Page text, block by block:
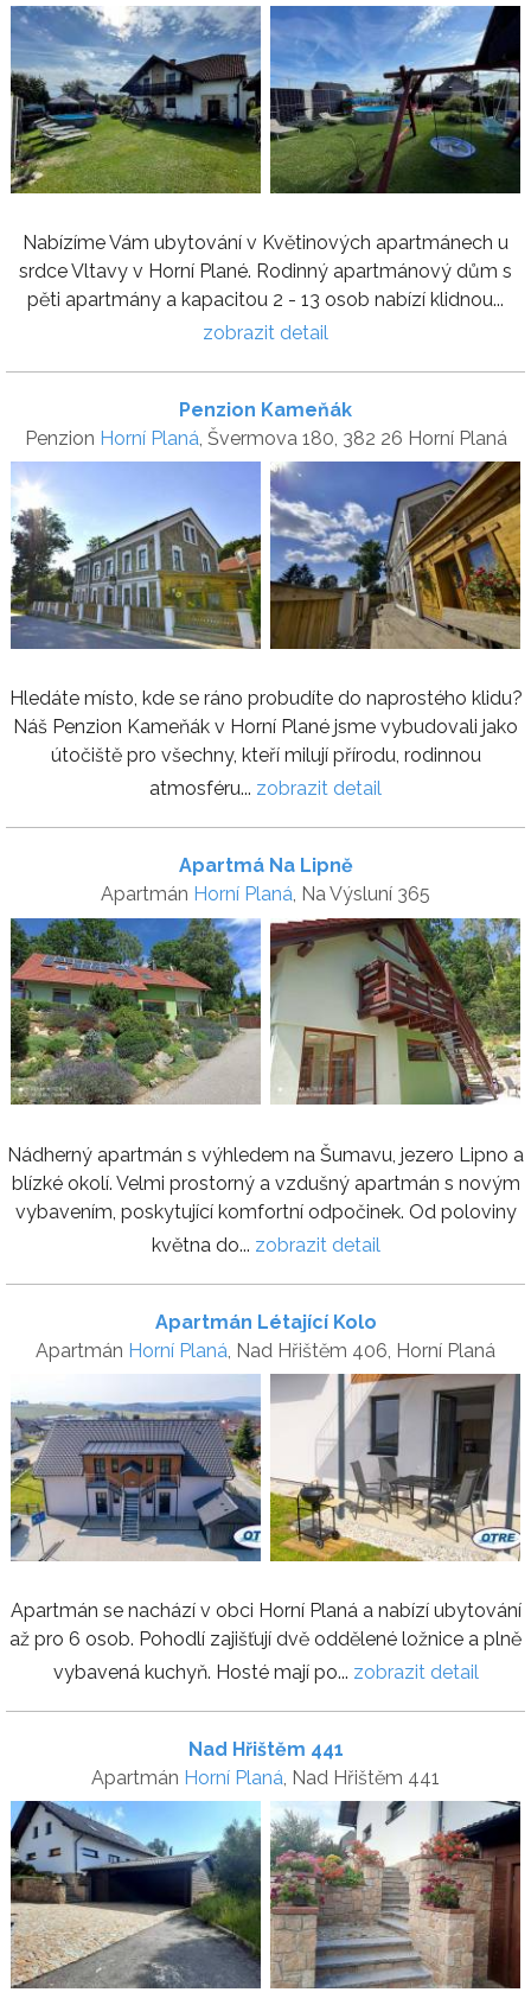
Nabízíme Vám ubytování v Květinových apartmánech u
srdce Vltavy v Horní Plané. Rodinný apartmánový dům s
pěti apartmány a kapacitou 2 - 13 osob nabízí klidnou...
zobrazit detail
Penzion Kameňák
Penzion Horní Planá, Švermova 180, 382 26 Horní Planá
Hledáte místo, kde se ráno probudíte do naprostého klidu?
Náš Penzion Kameňák v Horní Plané jsme vybudovali jako
útočiště pro všechny, kteří milují přírodu, rodinnou
atmosféru... zobrazit detail
Apartmá Na Lipně
Apartmán Horní Planá, Na Výsluní 365
Nádherný apartmán s výhledem na Šumavu, jezero Lipno a
blízké okolí. Velmi prostorný a vzdušný apartmán s novým
vybavením, poskytující komfortní odpočinek. Od poloviny
května do... zobrazit detail
Apartmán Létající Kolo
Apartmán Horní Planá , Nad Hřištěm 406, Horní Planá
Apartmán se nachází v obci Horní Planá a nabízí ubytování
až pro 6 osob. Pohodlí zajišťují dvě oddělené ložnice a plně
vybavená kuchyň. Hosté mají po... zobrazit detail
Nad Hřištěm 441
Apartmán Horní Planá , Nad Hřištěm 441